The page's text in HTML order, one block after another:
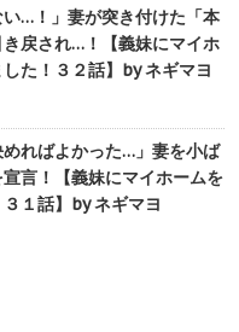
い…！」妻が突き付けた「本
戻され…！【義妹にマイホ
た！３２話】by ネギマヨ
ればよかった…」妻を小ば
言！【義妹にマイホームを
１話】by ネギマヨ